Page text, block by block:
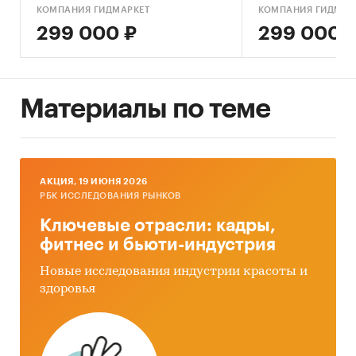
Россия
КОМПАНИЯ ГИДМАРКЕТ
299 000 ₽
КОМПАНИЯ
299 000
Материалы по теме
AКЦИЯ, 19 ИЮНЯ 2026
РБК ИССЛЕДОВАНИЯ РЫНКОВ
Ключевые отрасли: кадры,
фитнес и бьюти-индустрия
Новые исследования индустрии красоты и
здоровья